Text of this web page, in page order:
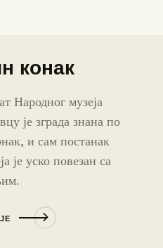
конак
Народног музеја
је зграда знана по
и сам постанак
је уско повезан са